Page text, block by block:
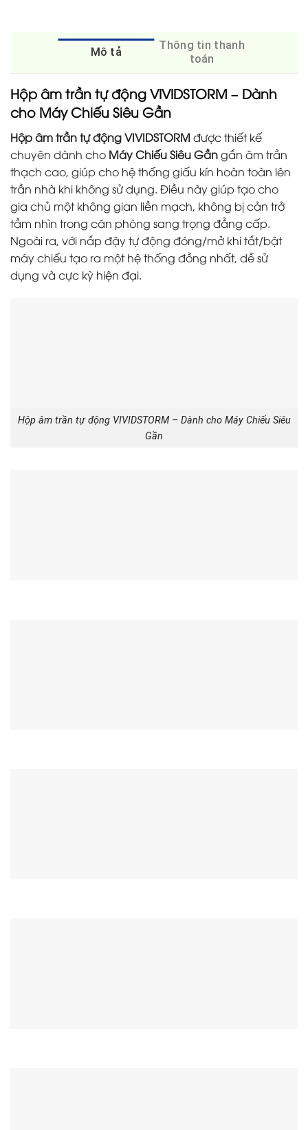
Mô tả
Thông tin thanh
toán
Hộp âm trần tự động VIVIDSTORM – Dành
cho Máy Chiếu Siêu Gần
Hộp âm trần tự động VIVIDSTORMđược thiết kế
chuyên dành cho Máy Chiếu Siêu Gầngắn âm trần
thạch cao, giúp cho hệ thống giấu kín hoàn toàn lên
trần nhà khi không sử dụng. Điều này giúp tạo cho
gia chủ một không gian liền mạch, không bị cản trở
tầm nhìn trong căn phòng sang trọng đẳng cấp.
Ngoài ra, với nắp đậy tự động đóng/mở khi tắt/bật
máy chiếu tạo ra một hệ thống đồng nhất, dễ sử
dụng và cực kỳ hiện đại.
Hộp âm trần tự động VIVIDSTORM – Dành cho Máy Chiếu Siêu
Gần